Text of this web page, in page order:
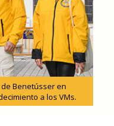
Benetússer en
a los VMs.